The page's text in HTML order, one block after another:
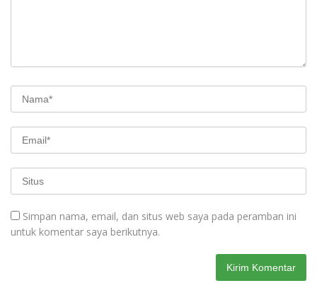
Simpan nama, email, dan situs web saya pada peramban ini
untuk komentar saya berikutnya.